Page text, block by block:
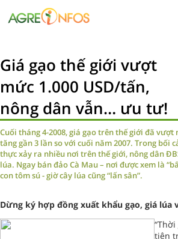
Giá gạo thế giới vượt
mức 1.000 USD/tấn,
nông dân vẫn… ưu tư!
Cuối tháng 4-2008, giá gạo trên thế giới đã vượt
tăng gần 3 lần so với cuối năm 2007. Trong bối
thực xảy ra nhiều nơi trên thế giới, nông dân
lúa. Ngay bán đảo Cà Mau – nơi được xem là
con tôm sú - giờ cây lúa cũng “lấn sân”.
Dừng ký hợp đồng xuất khẩu gạo, giá lúa
tiện